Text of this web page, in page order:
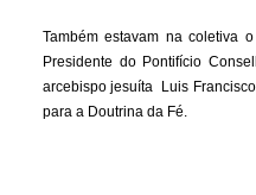
Também estavam na coletiva
Presidente do Pontifício
arcebispo jesuíta Luis
para a Doutrina da Fé.